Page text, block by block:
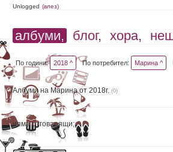
Unlogged (влез)
албуми, блог, хора,
По години: 2018 ^ По потребител: Марина ^
Албуми на Марина от 2018г. (0)
няма отговарящи;